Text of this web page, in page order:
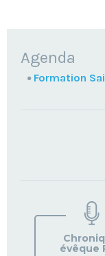
Agenda
Formation
évêque